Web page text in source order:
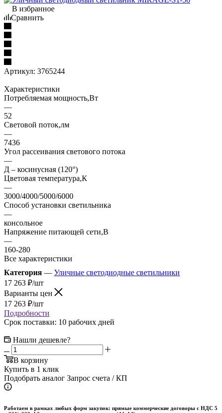
В избранное
Сравнить
Артикул: 3765244
Характеристики
Потребляемая мощность,Вт
—
52
Световой поток,лм
—
7436
Угол рассеивания светового потока
—
Д – косинусная (120°)
Цветовая температура,К
—
3000/4000/5000/6000
Способ установки светильника
—
консольное
Напряжение питающей сети,В
—
160-280
Все характеристики
Категория — Уличные светодиодные светильники
17 263 ₽/шт
Варианты цен
17 263 ₽/шт
Подробности
Срок поставки: 10 рабочих дней
Нашли дешевле?
В корзину
Купить в 1 клик
Подобрать аналог Запрос счета / КП
Работаем в рамках любых форм закупок: прямые коммерческие договоры с НДС 5